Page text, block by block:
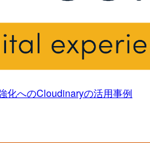
化へのCloudinaryの活用事例